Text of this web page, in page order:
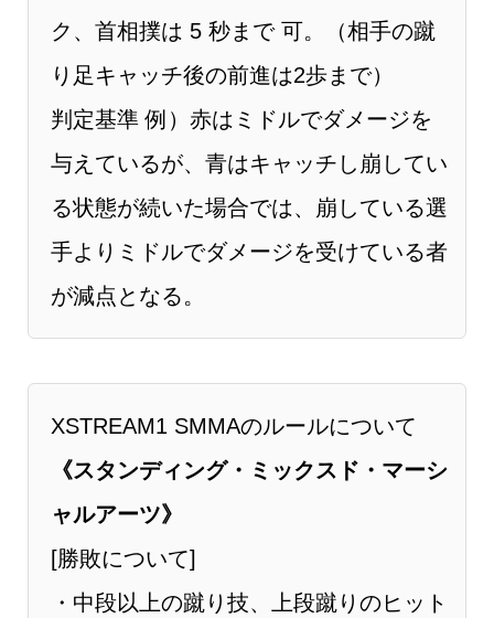
ク、⾸相撲は 5 秒まで 可。（相手の蹴
り足キャッチ後の前進は2歩まで）
判定基準 例）赤はミドルでダメージを
与えているが、青はキャッチし崩してい
る状態が続いた場合では、崩している選
手よりミドルでダメージを受けている者
が減点となる。
XSTREAM1 SMMAのルールについて
《スタンディング・ミックスド・マーシ
ャルアーツ》
[勝敗について]
・中段以上の蹴り技、上段蹴りのヒット